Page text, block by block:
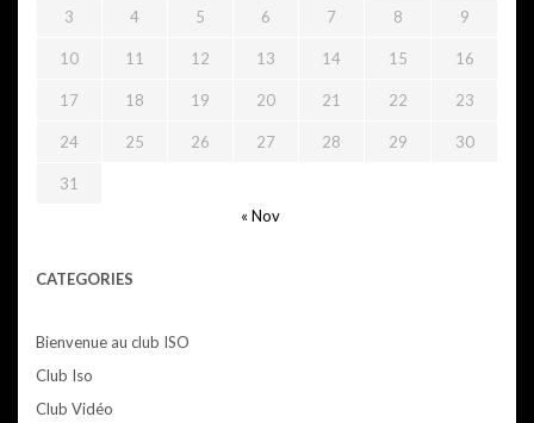
3 4 5 6 7 8 9
10 11 12 13 14 15 16
17 18 19 20 21 22 23
24 25 26 27 28 29 30
31
« Nov
CATEGORIES
Bienvenue au club ISO
Club Iso
Club Vidéo